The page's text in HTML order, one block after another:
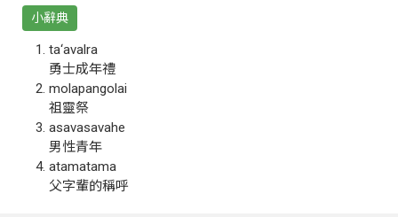
小辭典
ta‘avalra
勇士成年禮
molapangolai
祖靈祭
asavasavahe
男性青年
atamatama
父字輩的稱呼